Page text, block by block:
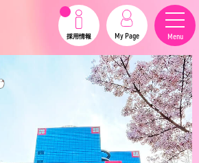
採用情報 My Page Menu